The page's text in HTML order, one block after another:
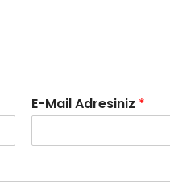
E-Mail Adresiniz *